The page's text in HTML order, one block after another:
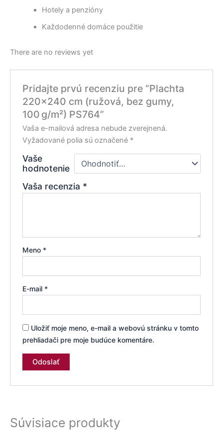
Hotely a penzióny
Každodenné domáce použitie
There are no reviews yet
Pridajte prvú recenziu pre “Plachta
220×240 cm (ružová, bez gumy,
100 g/m²) PS764”
Vaša e-mailová adresa nebude zverejnená.
Vyžadované polia sú označené *
Vaše
hodnotenie
Vaša recenzia *
Meno *
E-mail *
Uložiť moje meno, e-mail a webovú stránku v tomto
prehliadači pre moje budúce komentáre.
Súvisiace produkty